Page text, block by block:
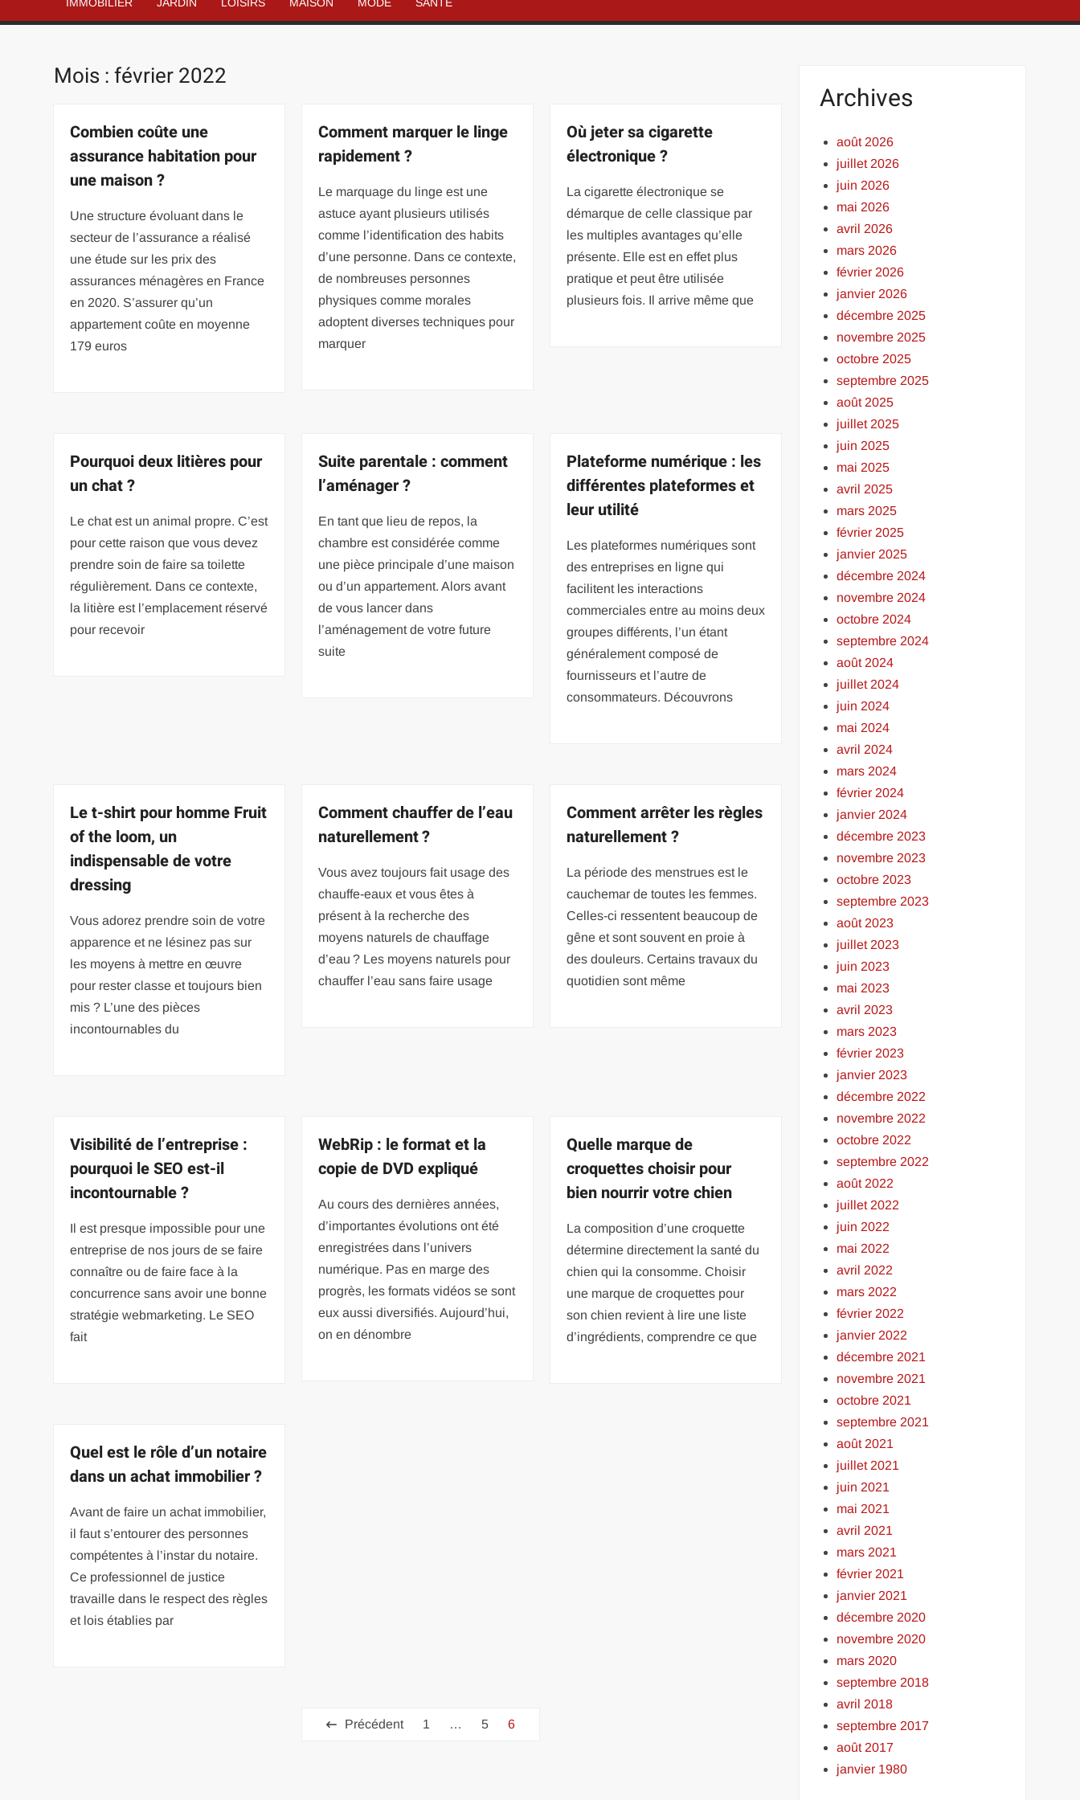
Mois :février 2022
Combien coûte une
assurance habitation pour
une maison ?
Une structure évoluant dans le
secteur de l’assurance a réalisé
une étude sur les prix des
assurances ménagères en France
en 2020. S’assurer qu’un
appartement coûte en moyenne
179 euros
Comment marquer le linge
rapidement ?
Le marquage du linge est une
astuce ayant plusieurs utilisés
comme l’identification des habits
d’une personne. Dans ce contexte,
de nombreuses personnes
physiques comme morales
adoptent diverses techniques pour
marquer
Où jeter sa cigarette
électronique ?
La cigarette électronique se
démarque de celle classique par
les multiples avantages qu’elle
présente. Elle est en effet plus
pratique et peut être utilisée
plusieurs fois. Il arrive même que
Pourquoi deux litières pour
un chat ?
Le chat est un animal propre. C’est
pour cette raison que vous devez
prendre soin de faire sa toilette
régulièrement. Dans ce contexte,
la litière est l’emplacement réservé
pour recevoir
Suite parentale : comment
l’aménager ?
En tant que lieu de repos, la
chambre est considérée comme
une pièce principale d’une maison
ou d’un appartement. Alors avant
de vous lancer dans
l’aménagement de votre future
suite
Plateforme numérique : les
différentes plateformes et
leur utilité
Les plateformes numériques sont
des entreprises en ligne qui
facilitent les interactions
commerciales entre au moins deux
groupes différents, l’un étant
généralement composé de
fournisseurs et l’autre de
consommateurs. Découvrons
Le t-shirt pour homme Fruit
of the loom, un
indispensable de votre
dressing
Vous adorez prendre soin de votre
apparence et ne lésinez pas sur
les moyens à mettre en œuvre
pour rester classe et toujours bien
mis ? L’une des pièces
incontournables du
Comment chauffer de l’eau
naturellement ?
Vous avez toujours fait usage des
chauffe-eaux et vous êtes à
présent à la recherche des
moyens naturels de chauffage
d’eau ? Les moyens naturels pour
chauffer l’eau sans faire usage
Comment arrêter les règles
naturellement ?
La période des menstrues est le
cauchemar de toutes les femmes.
Celles-ci ressentent beaucoup de
gêne et sont souvent en proie à
des douleurs. Certains travaux du
quotidien sont même
Visibilité de l’entreprise :
pourquoi le SEO est-il
incontournable ?
Il est presque impossible pour une
entreprise de nos jours de se faire
connaître ou de faire face à la
concurrence sans avoir une bonne
stratégie webmarketing. Le SEO
fait
WebRip : le format et la
copie de DVD expliqué
Au cours des dernières années,
d’importantes évolutions ont été
enregistrées dans l’univers
numérique. Pas en marge des
progrès, les formats vidéos se sont
eux aussi diversifiés. Aujourd’hui,
on en dénombre
Quelle marque de
croquettes choisir pour
bien nourrir votre chien
La composition d’une croquette
détermine directement la santé du
chien qui la consomme. Choisir
une marque de croquettes pour
son chien revient à lire une liste
d’ingrédients, comprendre ce que
Quel est le rôle d’un notaire
dans un achat immobilier ?
Avant de faire un achat immobilier,
il faut s’entourer des personnes
compétentes à l’instar du notaire.
Ce professionnel de justice
travaille dans le respect des règles
et lois établies par
Précédent 1 … 5 6
Archives
août 2026
juillet 2026
juin 2026
mai 2026
avril 2026
mars 2026
février 2026
janvier 2026
décembre 2025
novembre 2025
octobre 2025
septembre 2025
août 2025
juillet 2025
juin 2025
mai 2025
avril 2025
mars 2025
février 2025
janvier 2025
décembre 2024
novembre 2024
octobre 2024
septembre 2024
août 2024
juillet 2024
juin 2024
mai 2024
avril 2024
mars 2024
février 2024
janvier 2024
décembre 2023
novembre 2023
octobre 2023
septembre 2023
août 2023
juillet 2023
juin 2023
mai 2023
avril 2023
mars 2023
février 2023
janvier 2023
décembre 2022
novembre 2022
octobre 2022
septembre 2022
août 2022
juillet 2022
juin 2022
mai 2022
avril 2022
mars 2022
février 2022
janvier 2022
décembre 2021
novembre 2021
octobre 2021
septembre 2021
août 2021
juillet 2021
juin 2021
mai 2021
avril 2021
mars 2021
février 2021
janvier 2021
décembre 2020
novembre 2020
mars 2020
septembre 2018
avril 2018
septembre 2017
août 2017
janvier 1980